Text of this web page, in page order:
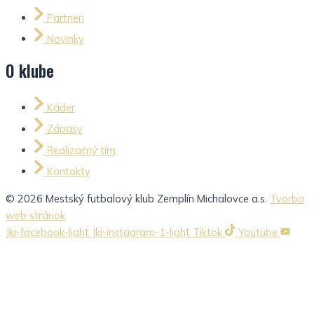
Partneri
Novinky
O klube
Káder
Zápasy
Realizačný tím
Kontakty
© 2026 Mestský futbalový klub Zemplín Michalovce a.s. Tvorba
web stránok
Jki-facebook-light Jki-instagram-1-light Tiktok Youtube